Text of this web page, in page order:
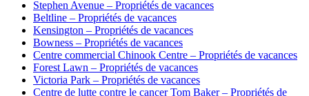
Stephen Avenue – Propriétés de vacances
Beltline – Propriétés de vacances
Kensington – Propriétés de vacances
Bowness – Propriétés de vacances
Centre commercial Chinook Centre – Propriétés de vacances
Forest Lawn – Propriétés de vacances
Victoria Park – Propriétés de vacances
Centre de lutte contre le cancer Tom Baker – Propriétés de